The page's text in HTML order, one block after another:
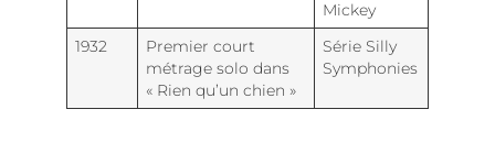
Mickey
1932
Premier court
métrage solo dans
« Rien qu’un chien »
Série Silly
Symphonies